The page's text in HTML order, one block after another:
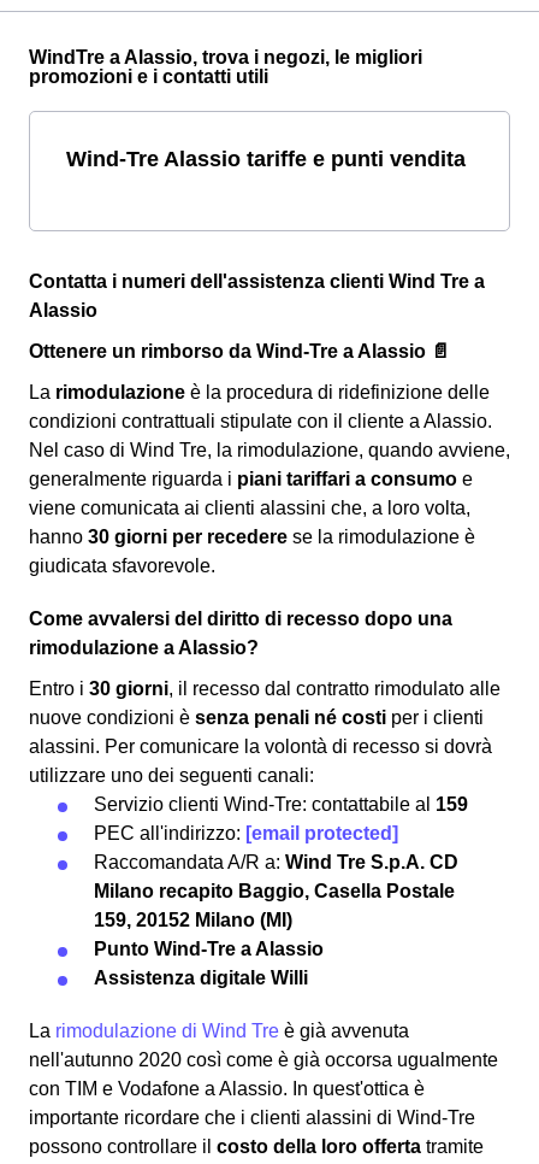
WindTre a Alassio, trova i negozi, le migliori
promozioni e i contatti utili
Wind-Tre Alassio tariffe e punti vendita
Contatta i numeri dell'assistenza clienti Wind Tre a
Alassio
Ottenere un rimborso da Wind-Tre a Alassio 📄
La rimodulazione è la procedura di ridefinizione delle
condizioni contrattuali stipulate con il cliente a Alassio.
Nel caso di Wind Tre, la rimodulazione, quando avviene,
generalmente riguarda i piani tariffari a consumo e
viene comunicata ai clienti alassini che, a loro volta,
hanno 30 giorni per recedere se la rimodulazione è
giudicata sfavorevole.
Come avvalersi del diritto di recesso dopo una
rimodulazione a Alassio?
Entro i 30 giorni, il recesso dal contratto rimodulato alle
nuove condizioni è senza penali né costi per i clienti
alassini. Per comunicare la volontà di recesso si dovrà
utilizzare uno dei seguenti canali:
Servizio clienti Wind-Tre: contattabile al 159
PEC all'indirizzo: [email protected]
Raccomandata A/R a: Wind Tre S.p.A. CD
Milano recapito Baggio, Casella Postale
159, 20152 Milano (MI)
Punto Wind-Tre a Alassio
Assistenza digitale Willi
La rimodulazione di Wind Tre è già avvenuta
nell'autunno 2020 così come è già occorsa ugualmente
con TIM e Vodafone a Alassio. In quest'ottica è
importante ricordare che i clienti alassini di Wind-Tre
possono controllare il costo della loro offerta tramite